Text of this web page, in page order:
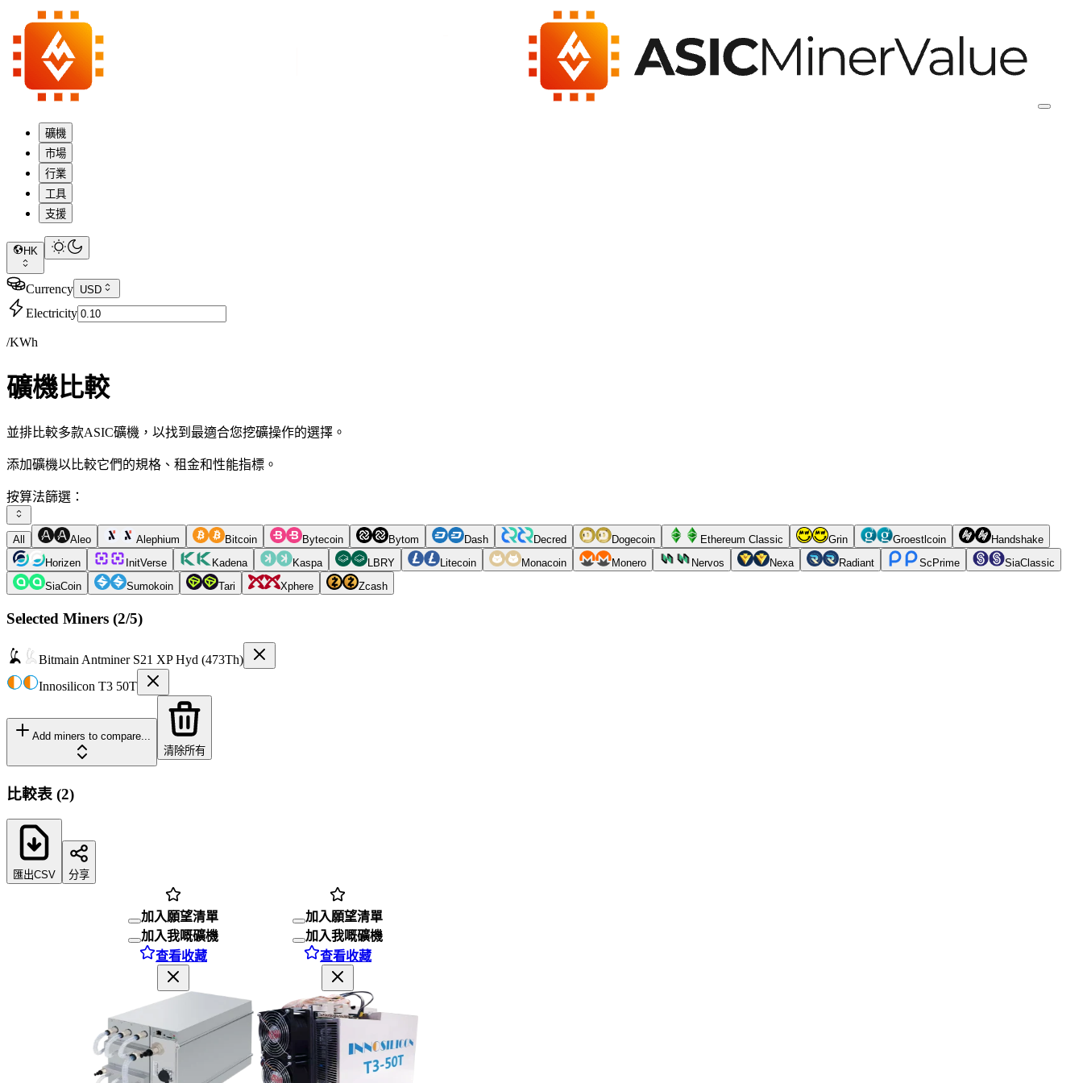
礦機
市場
行業
工具
支援
HK
Currency USD
Electricity
/KWh
礦機比較
並排比較多款ASIC礦機，以找到最適合您挖礦操作的選擇。
添加礦機以比較它們的規格、租金和性能指標。
按算法篩選：
All Aleo Alephium Bitcoin Bytecoin Bytom Dash Decred Dogecoin Ethereum Classic Grin Groestlcoin
Handshake
Horizen
InitVerse Kadena Kaspa LBRY Litecoin Monacoin Monero Nervos Nexa Radiant ScPrime
SiaClassic
SiaCoin
Sumokoin Tari Xphere Zcash
Selected Miners (2/5)
Bitmain Antminer S21 XP Hyd (473Th)
Innosilicon T3 50T
Add miners to compare...
清除所有
比較表 (2)
匯出CSV 分享
加入願望清單
加入我嘅礦機
查看收藏
加入願望清單
加入我嘅礦機
查看收藏